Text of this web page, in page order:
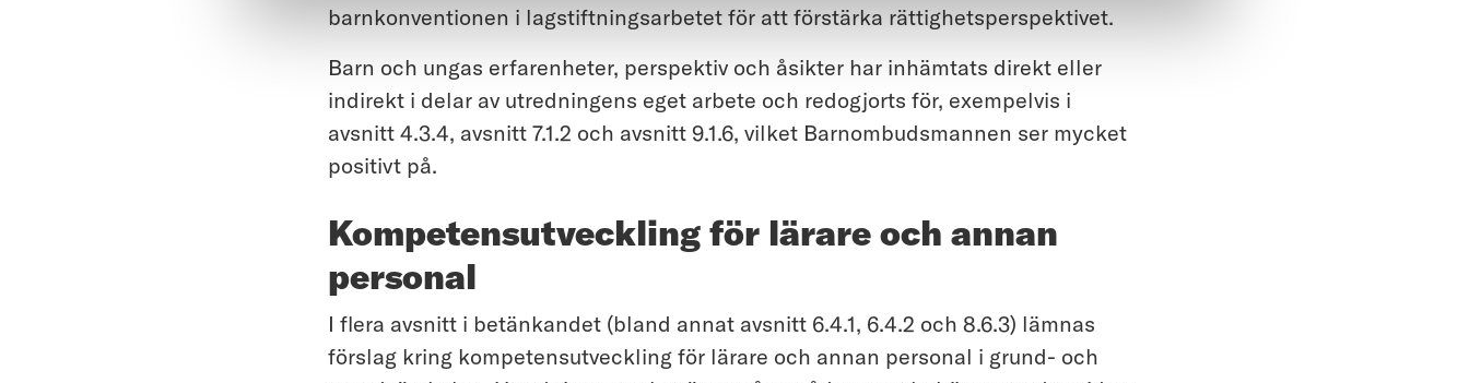
barnkonventionen i lagstiftningsarbetet för att förstärka rättighetsperspektivet.
Barn och ungas erfarenheter, perspektiv och åsikter har inhämtats direkt eller
indirekt i delar av utredningens eget arbete och redogjorts för, exempelvis i
avsnitt 4.3.4, avsnitt 7.1.2 och avsnitt 9.1.6, vilket Barnombudsmannen ser mycket
positivt på.
Kompetensutveckling för lärare och annan
personal
I flera avsnitt i betänkandet (bland annat avsnitt 6.4.1, 6.4.2 och 8.6.3) lämnas
förslag kring kompetensutveckling för lärare och annan personal i grund- och